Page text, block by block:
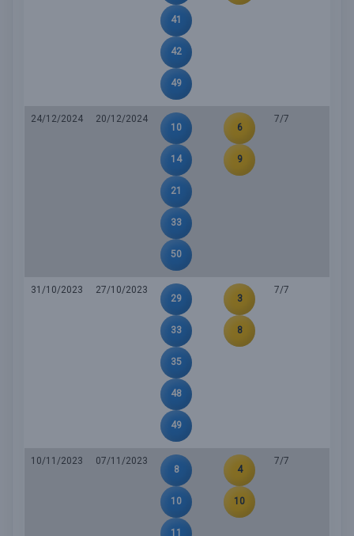
41
42
49
24/12/2024
20/12/2024
10
14
21
33
50
6
9
7/7
31/10/2023
27/10/2023
29
33
35
48
49
3
8
7/7
10/11/2023
07/11/2023
8
10
11
4
10
7/7